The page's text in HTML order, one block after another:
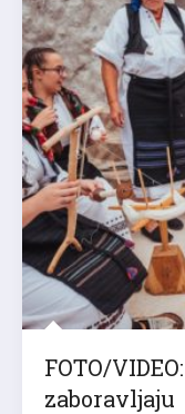
FOTO/
zaboravljaju